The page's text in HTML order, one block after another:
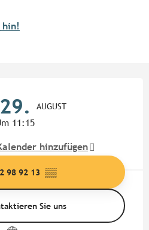
hin!
29. AUGUST
11:15
hinzufügen
98 92 13 ▒▒
Sie uns